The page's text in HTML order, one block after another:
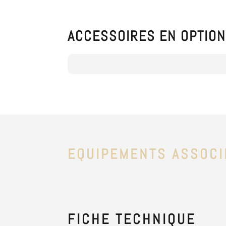
ACCESSOIRES EN OPTION
EQUIPEMENTS
FICHE TECHNIQUE